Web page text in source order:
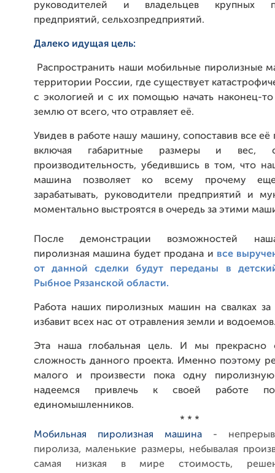
руководителей и владельцев крупных
предприятий, сельхозпредприятий.
Далеко идущая цель:
Распространить наши мобильные пиролизные
территории России, где существует
с экологией и с их помощью начать наконец-
землю от всего, что отравляет её.
Увидев в работе нашу машину, сопоставив все
включая габаритные размеры и вес,
производительность, убедившись в том, что
машина позволяет ко всему прочему
зарабатывать, руководители предприятий и
моментально выстроятся в очередь за этими
После демонстрации возможностей
пиролизная машина будет продана и все
от данной сделки будут переданы в
Рыбное Рязанской области.
Работа наших пиролизных машин на свалках за
избавит всех нас от отравления земли и
Эта наша глобальная цель. И мы прекрасно
сложность данного проекта. Именно поэтому
малого и произвести пока одну
надеемся привлечь к своей работе
единомышленников.
* * *
Мобильная пиролизная машина -
пиролиза, маленькие размеры, небывалая
самая низкая в мире стоимость,